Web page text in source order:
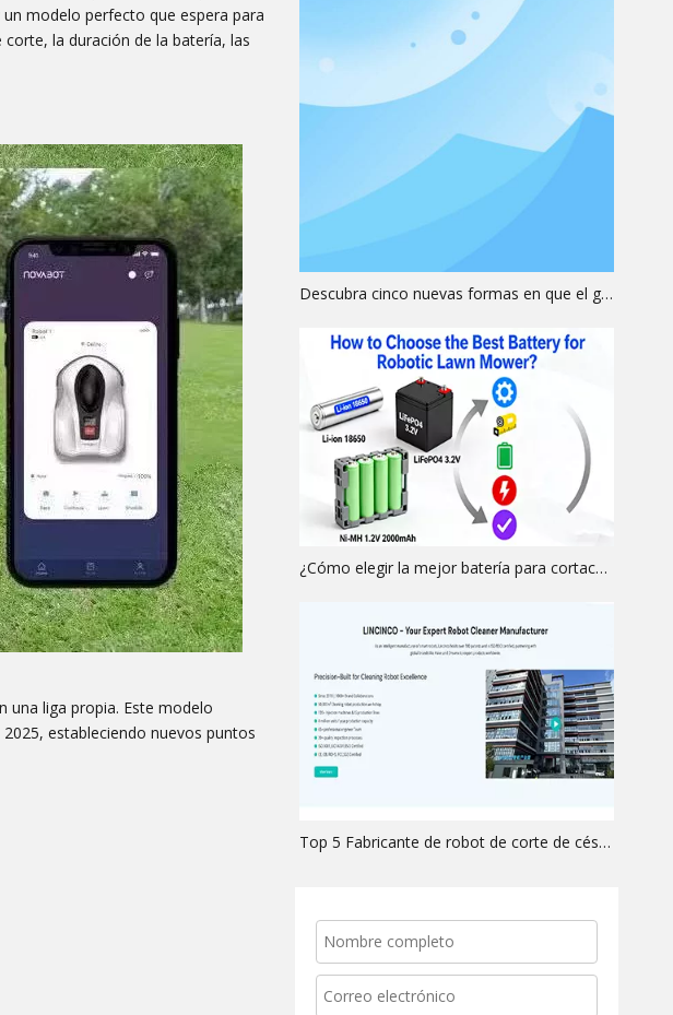
modelo perfecto que espera para
la duración de la batería, las
una liga propia. Este modelo
estableciendo nuevos puntos
Descubra cinco nuevas formas en que el grabado láser protege los activos físico-digitales
¿Cómo elegir la mejor batería para cortacésped robótico?
Top 5 Fabricante de robot de corte de césped 2025